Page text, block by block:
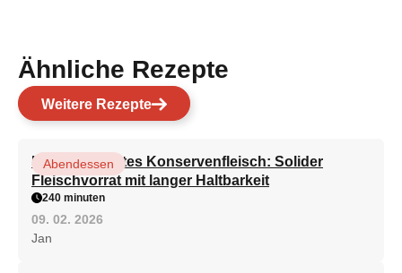
Ähnliche Rezepte
Weitere Rezepte
Hausgemachtes Konservenfleisch: Solider
Fleischvorrat mit langer Haltbarkeit
Abendessen
240 minuten
09. 02. 2026
Jan